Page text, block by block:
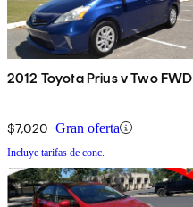
2012 Toyota Prius v Two FWD
$7,020 Gran oferta
Incluye tarifas de conc.